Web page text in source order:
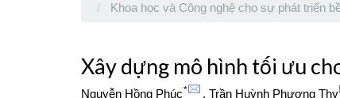
Khoa học và Công nghệ cho sự phát triển
Xây dựng mô hình tối ưu
Nguyễn Hồng Phúc* , Trần Huỳnh Phương Thy